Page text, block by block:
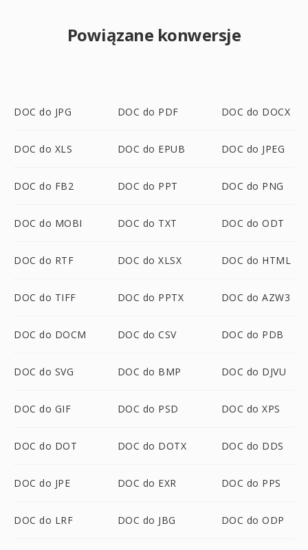
Powiązane konwersje
DOC do JPG DOC do PDF DOC do DOCX
DOC do XLS DOC do EPUB DOC do JPEG
DOC do FB2 DOC do PPT DOC do PNG
DOC do MOBI DOC do TXT DOC do ODT
DOC do RTF DOC do XLSX DOC do HTML
DOC do TIFF DOC do PPTX DOC do AZW3
DOC do DOCM DOC do CSV DOC do PDB
DOC do SVG DOC do BMP DOC do DJVU
DOC do GIF DOC do PSD DOC do XPS
DOC do DOT DOC do DOTX DOC do DDS
DOC do JPE DOC do EXR DOC do PPS
DOC do LRF DOC do JBG DOC do ODP